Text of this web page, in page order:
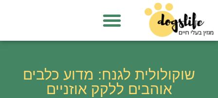
שוקולולית לגנח: מדוע כלבים
אוהבים ללקק אוזניים